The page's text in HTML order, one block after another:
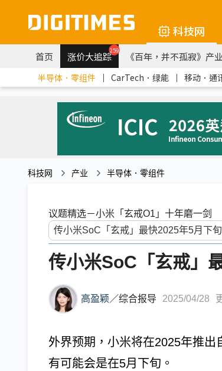
科技网
首页 涨价大追踪259 《百年，并不孤寂》产
半导体．零组件 ｜ CarTech．绿能 ｜ 移动．通
科技网 产业 半导体．零组件
议题精选－小米「玄戒O1」十年磨一剑
传小米SoC「玄戒」
高盈颖 ／综合报导 2025/04/28
外界预期，小米将在2025年推出
有可能会是在5月下旬。